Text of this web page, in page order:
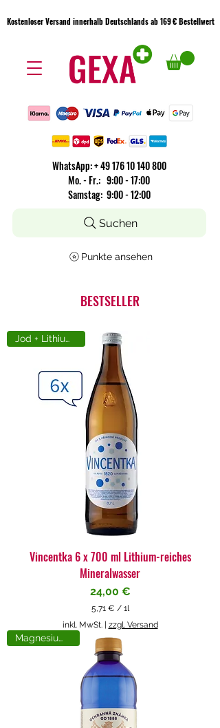
Suchen
WhatsApp:+49 176 10 140 800
​Mo. - Fr.: 9:00 - 17:00
Samstag: 9:00 - 12:00
Punkte ansehen
Kostenloser Versand innerhalb Deutschlands ab 169 € Bestellwert
Kostenloser Versand innerhalb Deutschlands ab 169 € Bestellwert
BESTSELLER
Jod + Lithiumreich
Vincentka 6 x 700 ml Lithium-reiches
Mineralwasser
Preis
24,00 €
5,71 € / 1l
,
7
1
€
o
1
inkl. MwSt.| zzgl. Versand
Magnesiumreich